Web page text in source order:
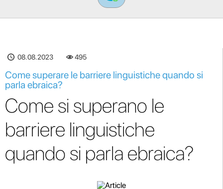
08.08.2023 495
Come superare le barriere linguistiche quando si
parla ebraica?
Come si superano le
barriere linguistiche
quando si parla ebraica?